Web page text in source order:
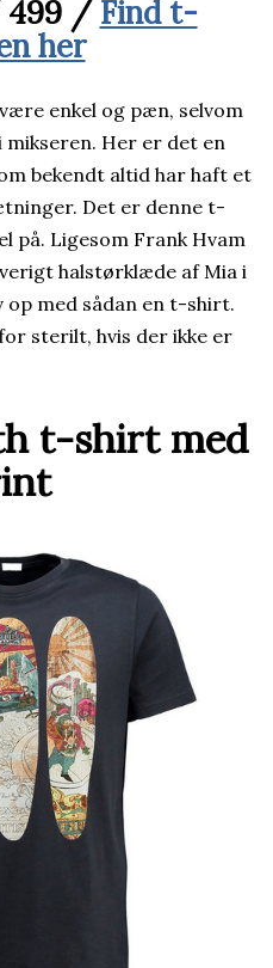
499 / Find t-
her
enkel og pæn, selvom
Her er det en
bekendt altid har haft et
Det er denne t-
på. Ligesom Frank Hvam
halstørklæde af Mia i
op med sådan en t-shirt.
sterilt, hvis der ikke er
t-shirt med